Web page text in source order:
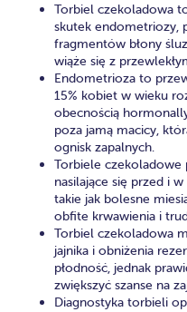
Torbiel czekoladowa
skutek endometriozy,
fragmentów błony
wiąże się z
Endometrioza to
15% kobiet w wieku
obecnością
poza jamą macicy,
ognisk zapalnych.
Torbiele czekoladowe
nasilające się przed i
takie jak bolesne
obfite krwawienia i
Torbiel czekoladowa
jajnika i obniżenia
płodność, jednak
zwiększyć szanse na
Diagnostyka torbieli